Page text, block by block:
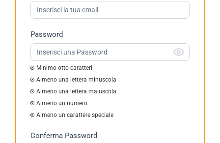
Demo
2023
Password
Minimo otto caratteri
Almeno una lettera minuscola
Almeno una lettera maiuscola
Almeno un numero
Almeno un carattere speciale
Conferma Password